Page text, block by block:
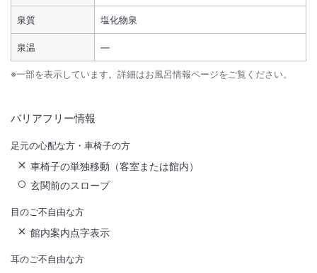
泉質 塩化物泉
泉温 ―
※一部を表示しています。詳細はお風呂情報ページをご覧ください。
バリアフリー情報
足元の心配な方・車椅子の方
車椅子の単独移動（客室または館内）
玄関前のスロープ
目のご不自由な方
館内案内点字表示
耳のご不自由な方